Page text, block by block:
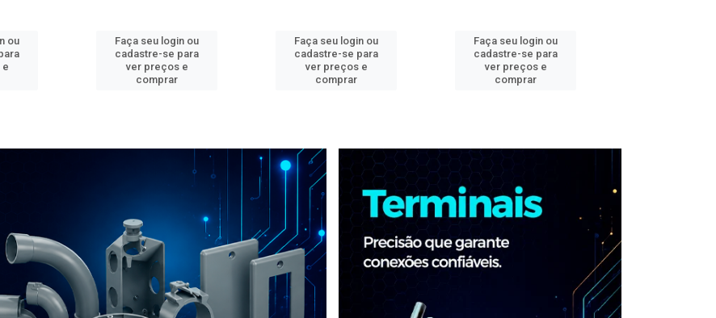
ou
e
Faça seu login ou
cadastre-se para
ver preços e
comprar
Faça seu login ou
cadastre-se para
ver preços e
comprar
Faça seu login ou
cadastre-se para
ver preços e
comprar